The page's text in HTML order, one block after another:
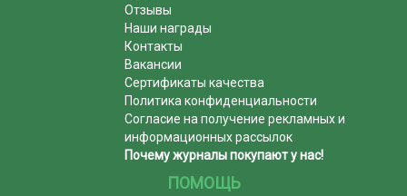
Отзывы
Наши награды
Контакты
Вакансии
Сертификаты качества
Политика конфиденциальности
Согласие на получение рекламных и
информационных рассылок
Почему журналы покупают у нас!
ПОМОЩЬ